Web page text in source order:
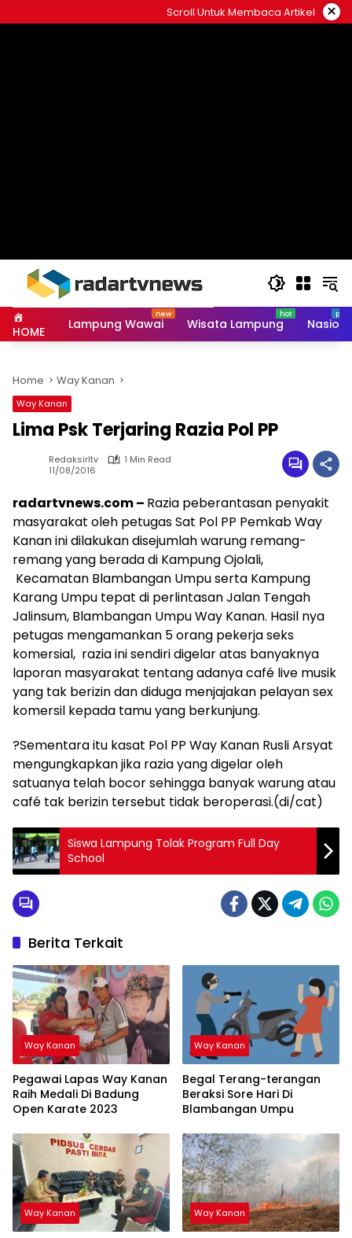
to
Scroll Untuk Membaca Artikel ×
HOME Lampung Wawai Wisata Lampung
Home Way Kanan
Way Kanan
Lima Psk Terjaring Razia Pol PP
Redaksirltv
1 Min Read
11/08/2016
radartvnews.com – Razia peberantasan penyakit
masyarakat oleh petugas Sat Pol PP Pemkab Way
Kanan ini dilakukan disejumlah warung remang-
remang yang berada di Kampung Ojolali,
Kecamatan Blambangan Umpu serta Kampung
Karang Umpu tepat di perlintasan Jalan Tengah
Jalinsum, Blambangan Umpu Way Kanan. Hasil nya
petugas mengamankan 5 orang pekerja seks
komersial, razia ini sendiri digelar atas banyaknya
laporan masyarakat tentang adanya café live musik
yang tak berizin dan diduga menjajakan pelayan sex
komersil kepada tamu yang berkunjung.
?Sementara itu kasat Pol PP Way Kanan Rusli Arsyat
mengungkapkan jika razia yang digelar oleh
satuanya telah bocor sehingga banyak warung atau
café tak berizin tersebut tidak beroperasi.(di/cat)
Siswa Lampung Tolak Program Full Day
School
Berita Terkait
Way Kanan
Pegawai Lapas Way Kanan
Raih Medali Di Badung
Open Karate 2023
Way Kanan
Begal Terang-terangan
Beraksi Sore Hari Di
Blambangan Umpu
Way Kanan Way Kanan